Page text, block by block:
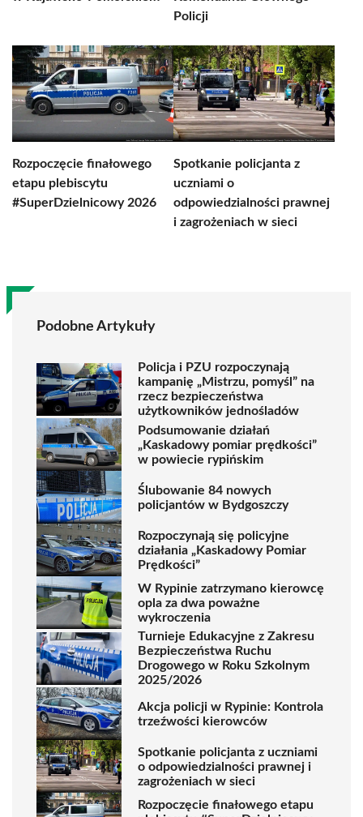
Policji
Rozpoczęcie finałowego
etapu plebiscytu
#SuperDzielnicowy 2026
Spotkanie policjanta z
uczniami o
odpowiedzialności prawnej
i zagrożeniach w sieci
Podobne Artykuły
Policja i PZU rozpoczynają
kampanię „Mistrzu, pomyśl” na
rzecz bezpieczeństwa
użytkowników jednośladów
Podsumowanie działań
„Kaskadowy pomiar prędkości”
w powiecie rypińskim
Ślubowanie 84 nowych
policjantów w Bydgoszczy
Rozpoczynają się policyjne
działania „Kaskadowy Pomiar
Prędkości”
W Rypinie zatrzymano kierowcę
opla za dwa poważne
wykroczenia
Turnieje Edukacyjne z Zakresu
Bezpieczeństwa Ruchu
Drogowego w Roku Szkolnym
2025/2026
Akcja policji w Rypinie: Kontrola
trzeźwości kierowców
Spotkanie policjanta z uczniami
o odpowiedzialności prawnej i
zagrożeniach w sieci
Rozpoczęcie finałowego etapu